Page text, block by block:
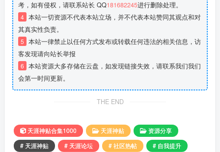
考，如有侵权，请联系站长 QQ181682245进行删除处理。
4 本站一切资源不代表本站立场，并不代表本站赞同其观点和对
其真实性负责。
5 本站一律禁止以任何方式发布或转载任何违法的相关信息，访
客发现请向站长举报
6 本站资源大多存储在云盘，如发现链接失效，请联系我们我们
会第一时间更新。
THE END
天涯神贴合集1000 天涯神贴
资源分享
# 天涯神贴
# 天涯论坛 # 社区热帖
# 自我提升